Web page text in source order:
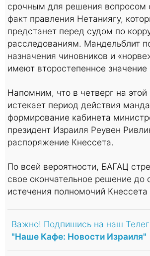
срочным для решения вопросом
факт правления Нетаниягу,
предстанет перед судом по
расследованиям. Мандельблит
назначения чиновников и
имеют второстепенное значение
Напомним, что в четверг на этой
истекает период действия
формирование кабинета
президент Израиля Реувен
распоряжение Кнессета.
По всей вероятности, БАГАЦ
свое окончательное решение до
истечения полномочий Кнессета
Важно! Подпишись на наш
"Наше Кафе: Новости Израиля"